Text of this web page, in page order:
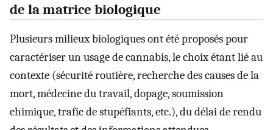
de la matrice biologique
Plusieurs milieux biologiques ont été proposés pour
caractériser un usage de cannabis, le choix étant lié au
contexte (sécurité routière, recherche des causes de la
mort, médecine du travail, dopage, soumission
chimique, trafic de stupéfiants, etc.), du délai de rendu